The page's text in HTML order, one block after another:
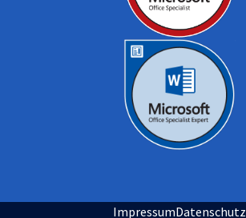
ImpressumDatenschutz